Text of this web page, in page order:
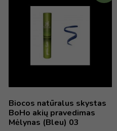
Biocos natūralus skystas
BoHo akių pravedimas
Mėlynas (Bleu) 03